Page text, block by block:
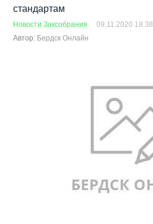
стандартам
Новости Заксобрания
09.11.2020 18:38
Автор: Бердск Онлайн